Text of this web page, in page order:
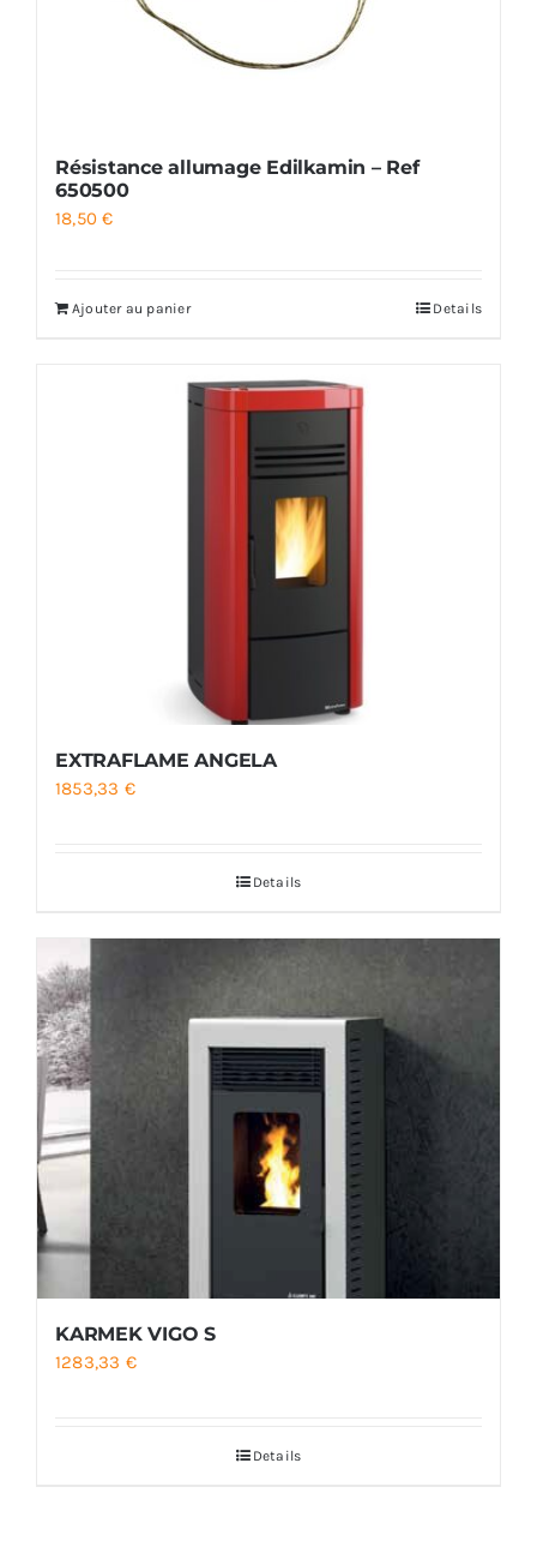
Résistance allumage Edilkamin – Ref
650500
18,50€
Ajouter au panier Details
EXTRAFLAME ANGELA
1853,33 €
Details
KARMEK VIGO S
1283,33 €
Details